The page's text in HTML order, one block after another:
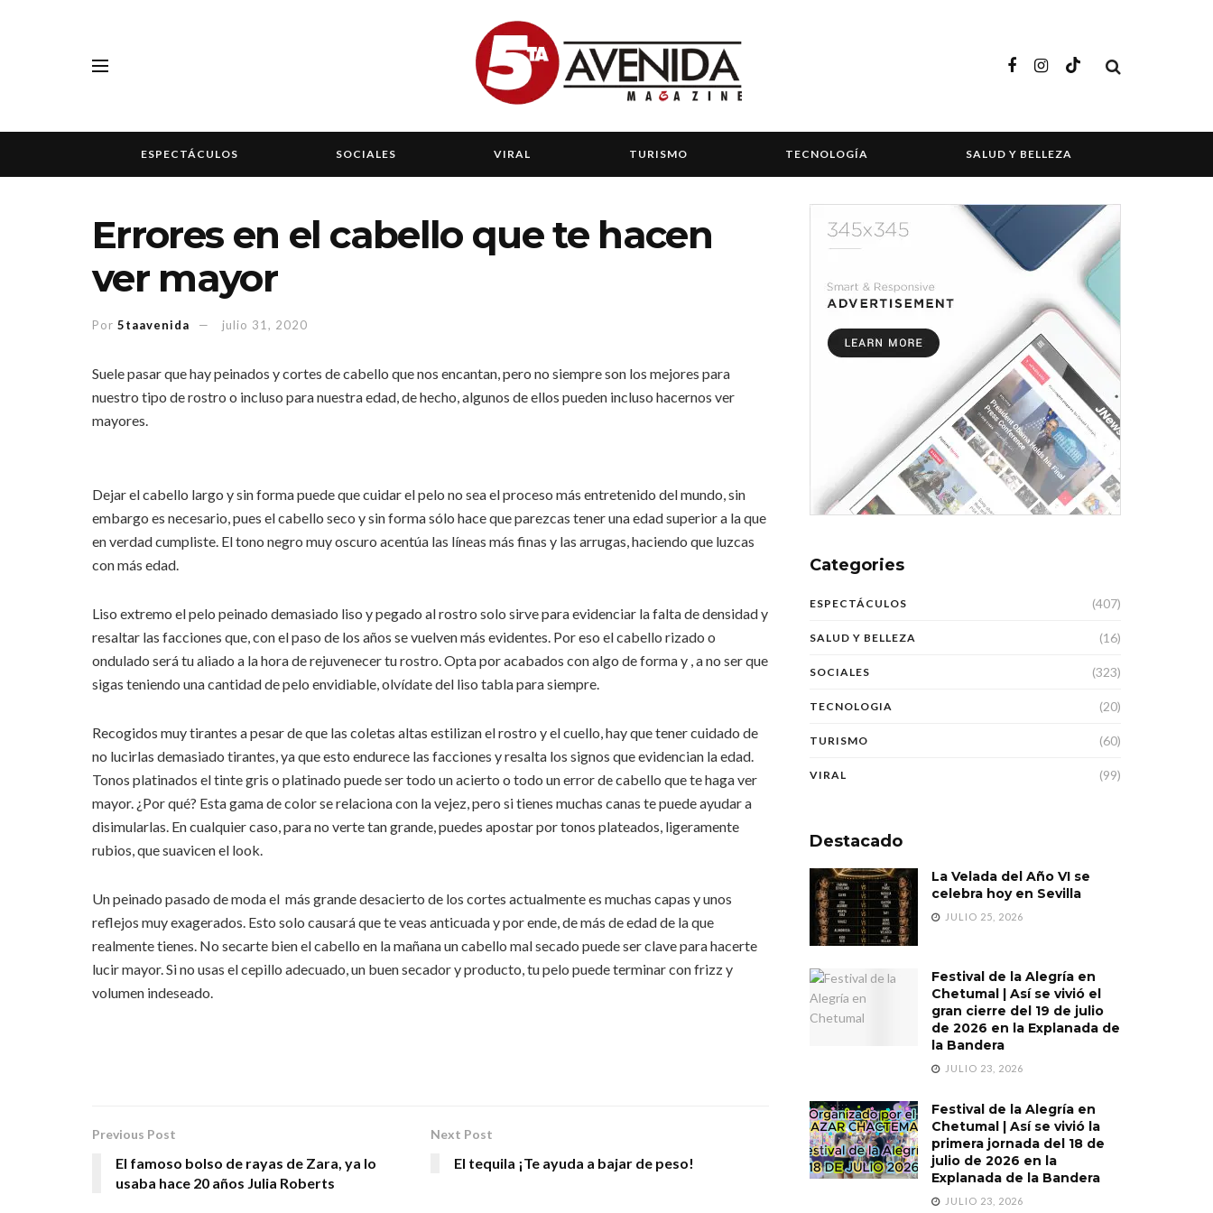
ESPECTÁCULOS SOCIALES VIRAL TURISMO TECNOLOGÍA SALUD Y BELLEZA
Errores en el cabello que te hacen
ver mayor
Por 5taavenida julio 31, 2020
Suele pasar que hay peinados y cortes de cabello que nos encantan, pero no siempre son los mejores para
nuestro tipo de rostro o incluso para nuestra edad, de hecho, algunos de ellos pueden incluso hacernos ver
mayores.
Dejar el cabello largo y sin forma puede que cuidar el pelo no sea el proceso más entretenido del mundo, sin
embargo es necesario, pues el cabello seco y sin forma sólo hace que parezcas tener una edad superior a la que
en verdad cumpliste. El tono negro muy oscuro acentúa las líneas más finas y las arrugas, haciendo que luzcas
con más edad.
Liso extremo el pelo peinado demasiado liso y pegado al rostro solo sirve para evidenciar la falta de densidad y
resaltar las facciones que, con el paso de los años se vuelven más evidentes. Por eso el cabello rizado o
ondulado será tu aliado a la hora de rejuvenecer tu rostro. Opta por acabados con algo de forma y , a no ser que
sigas teniendo una cantidad de pelo envidiable, olvídate del liso tabla para siempre.
Recogidos muy tirantes a pesar de que las coletas altas estilizan el rostro y el cuello, hay que tener cuidado de
no lucirlas demasiado tirantes, ya que esto endurece las facciones y resalta los signos que evidencian la edad.
Tonos platinados el tinte gris o platinado puede ser todo un acierto o todo un error de cabello que te haga ver
mayor. ¿Por qué? Esta gama de color se relaciona con la vejez, pero si tienes muchas canas te puede ayudar a
disimularlas. En cualquier caso, para no verte tan grande, puedes apostar por tonos plateados, ligeramente
rubios, que suavicen el look.
Un peinado pasado de moda el más grande desacierto de los cortes actualmente es muchas capas y unos
reflejos muy exagerados. Esto solo causará que te veas anticuada y por ende, de más de edad de la que
realmente tienes. No secarte bien el cabello en la mañana un cabello mal secado puede ser clave para hacerte
lucir mayor. Si no usas el cepillo adecuado, un buen secador y producto, tu pelo puede terminar con frizz y
volumen indeseado.
Previous Post
El famoso bolso de rayas de Zara, ya lo
usaba hace 20 años Julia Roberts
Next Post
El tequila ¡Te ayuda a bajar de peso!
Categories
ESPECTÁCULOS (407)
SALUD Y BELLEZA (16)
SOCIALES (323)
TECNOLOGIA (20)
TURISMO (60)
VIRAL (99)
Destacado
La Velada del Año VI se
celebra hoy en Sevilla
JULIO 25, 2026
Festival de la Alegría en
Chetumal | Así se vivió el
gran cierre del 19 de julio
de 2026 en la Explanada de
la Bandera
JULIO 23, 2026
Festival de la Alegría en
Chetumal | Así se vivió la
primera jornada del 18 de
julio de 2026 en la
Explanada de la Bandera
JULIO 23, 2026